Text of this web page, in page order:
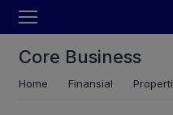
Core Business
Home Finansial Properti